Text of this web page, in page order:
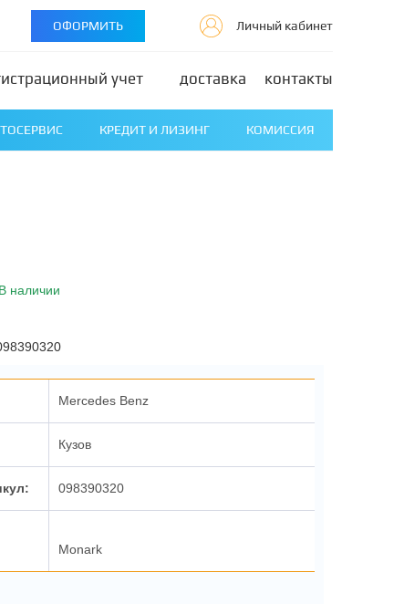
ОФОРМИТЬ Личный кабинет
учет доставка контакты
КРЕДИТ И ЛИЗИНГ КОМИССИЯ
В наличии
Mercedes Benz
Кузов
098390320
Monark